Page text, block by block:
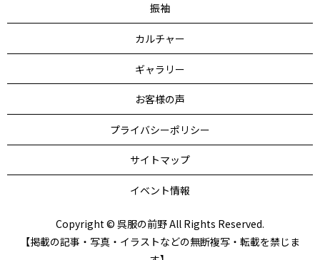
振袖
カルチャー
ギャラリー
お客様の声
プライバシーポリシー
サイトマップ
イベント情報
Copyright © 呉服の前野 All Rights Reserved.
【掲載の記事・写真・イラストなどの無断複写・転載を禁じま